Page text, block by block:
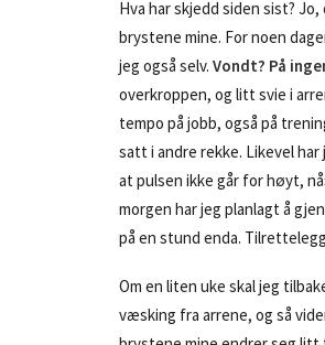
Hva har skjedd siden sist?
brystene mine. For noen
jeg også selv. Vondt? På
overkroppen, og litt svie i
tempo på jobb, også på
satt i andre rekke. Likevel
at pulsen ikke går for høyt,
morgen har jeg planlagt å
på en stund enda.
Om en liten uke skal jeg
væsking fra arrene, og så